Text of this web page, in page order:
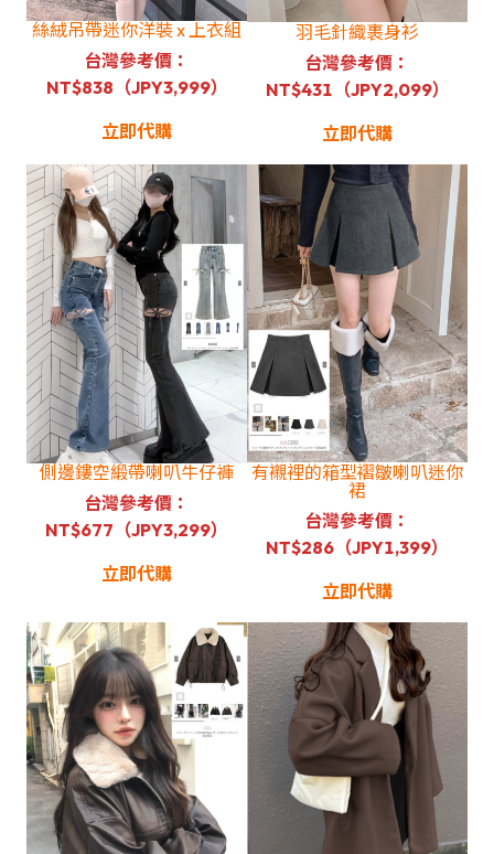
絲絨吊帶迷你洋裝 x 上衣組
台灣參考價：
NT$838（JPY3,999）
立即代購
羽毛針織裹身衫
台灣參考價：
NT$431（JPY2,099）
立即代購
側邊鏤空緞帶喇叭牛仔褲
台灣參考價：
NT$677（JPY3,299）
立即代購
有襯裡的箱型褶皺喇叭迷你
裙
台灣參考價：
NT$286（JPY1,399）
立即代購